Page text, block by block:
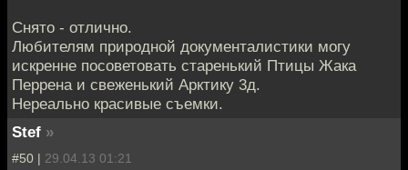
Снято - отлично.
Любителям природной документалистики могу
искренне посоветовать старенький Птицы Жака
Перрена и свеженький Арктику 3д.
Нереально красивые съемки.
Stef »
#50 | 29.04.13 01:21